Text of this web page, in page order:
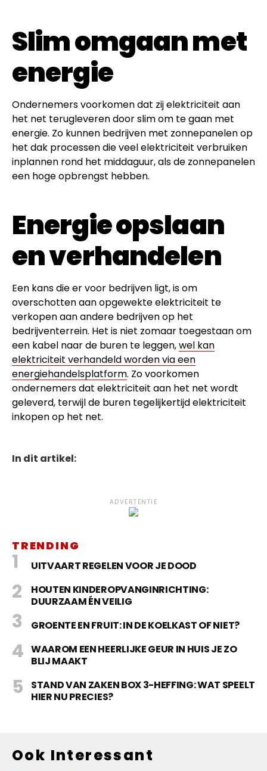
Slim omgaan met
energie
Ondernemers voorkomen dat zij elektriciteit aan
het net terugleveren door slim om te gaan met
energie. Zo kunnen bedrijven met zonnepanelen op
het dak processen die veel elektriciteit verbruiken
inplannen rond het middaguur, als de zonnepanelen
een hoge opbrengst hebben.
Energie opslaan
en verhandelen
Een kans die er voor bedrijven ligt, is om
overschotten aan opgewekte elektriciteit te
verkopen aan andere bedrijven op het
bedrijventerrein. Het is niet zomaar toegestaan om
een kabel naar de buren te leggen,wel kan
elektriciteit verhandeld worden via een
energiehandelsplatform. Zo voorkomen
ondernemers dat elektriciteit aan het net wordt
geleverd, terwijl de buren tegelijkertijd elektriciteit
inkopen op het net.
In dit artikel:
ADVERTENTIE
TRENDING
UITVAART REGELEN VOOR JE DOOD
HOUTEN KINDEROPVANGINRICHTING:
DUURZAAM ÉN VEILIG
GROENTE EN FRUIT: IN DE KOELKAST OF NIET?
WAAROM EEN HEERLIJKE GEUR IN HUIS JE ZO
BLIJ MAAKT
STAND VAN ZAKEN BOX 3-HEFFING: WAT SPEELT
HIER NU PRECIES?
Ook Interessant